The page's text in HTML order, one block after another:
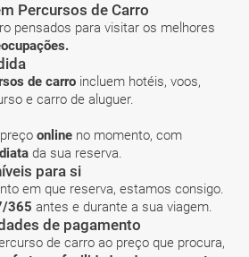
Percursos de Carro
pensados para visitar os melhores
de carro incluem hotéis, voos,
e carro de aluguer.
online no momento, com
da sua reserva.
para si
em que reserva, estamos consigo.
365 antes e durante a sua viagem.
de pagamento
de carro ao preço que procura,